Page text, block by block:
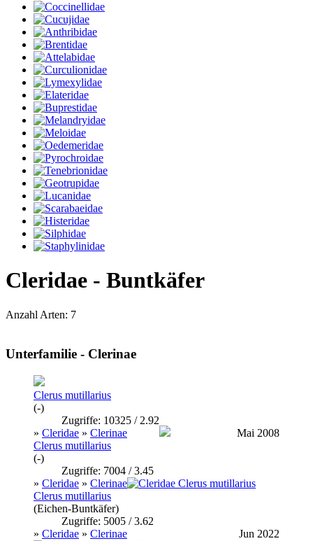
Cleridae - Buntkäfer
Anzahl Arten: 7
Unterfamilie - Clerinae
Clerus mutillarius
(-)
Zugriffe: 10325 / 2.92
» Cleridae » Clerinae
Mai 2008
Clerus mutillarius
(-)
Zugriffe: 7004 / 3.45
» Cleridae » Clerinae
Clerus mutillarius
(Eichen-Buntkäfer)
Zugriffe: 5005 / 3.62
» Cleridae » Clerinae Jun 2022